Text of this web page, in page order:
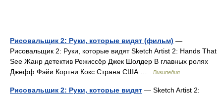
Рисовальщик 2: Руки, которые видят (фильм) —
Рисовальщик 2: Руки, которые видят Sketch Artist 2: Hands That
See Жанр детектив Режиссёр Джек Шолдер В главных ролях
Джефф Фэйи Кортни Кокс Страна США …
Википедия
Рисовальщик 2: Руки, которые видят — Sketch Artist 2: